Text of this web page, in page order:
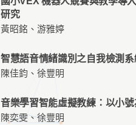
研究
黃昭銘、游雅婷
智慧語音情緒識別之自我檢測系
陳佳鈞、徐豐明
音樂學習智能虛擬教練：以小號
陳奕雯、徐豐明